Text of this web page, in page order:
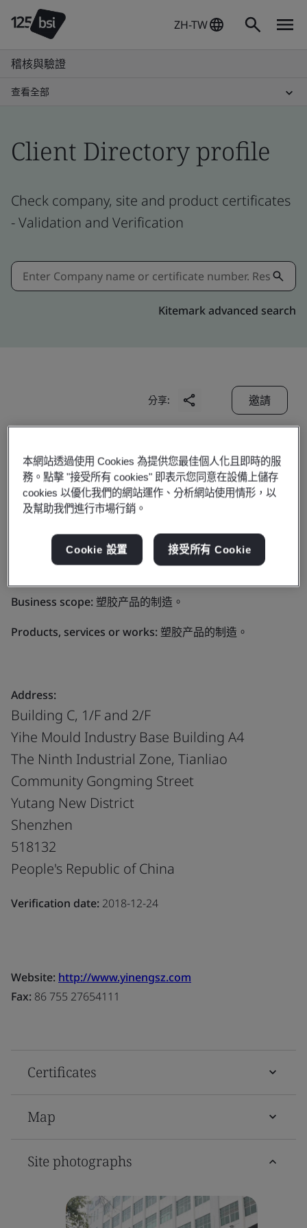
ZH-TW
稽核與驗證
查看全部
Client Directory profile
Check company, site and product certificates
- Validation and Verification
Kitemark advanced search
分享: 邀請
Shenzhen Yineng
Technology Co., Ltd.
Business scope:塑胶产品的制造。
Products, services or works:塑胶产品的制造。
Address:
Building C, 1/F and 2/F
Yihe Mould Industry Base Building A4
The Ninth Industrial Zone, Tianliao
Community Gongming Street
Yutang New District
Shenzhen
518132
People's Republic of China
Verification date: 2018-12-24
Website: http://www.yinengsz.com
Fax: 86 755 27654111
Certificates
Map
Site photographs
本網站透過使用 Cookies 為提供您最佳個人化且即時的服
務。點擊 "接受所有 cookies" 即表示您同意在設備上儲存
cookies 以優化我們的網站運作、分析網站使用情形，以
及幫助我們進行市場行銷。
Cookie 設置 接受所有 Cookie